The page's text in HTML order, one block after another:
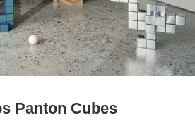
Panton Cubes